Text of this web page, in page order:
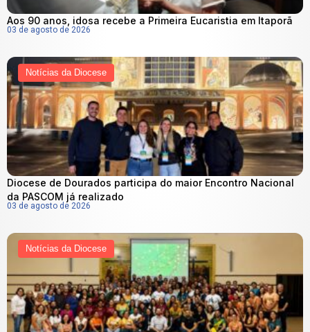
Aos 90 anos, idosa recebe a Primeira Eucaristia em Itaporã
03 de agosto de 2026
Notícias da Diocese
Diocese de Dourados participa do maior Encontro Nacional
da PASCOM já realizado
03 de agosto de 2026
Notícias da Diocese